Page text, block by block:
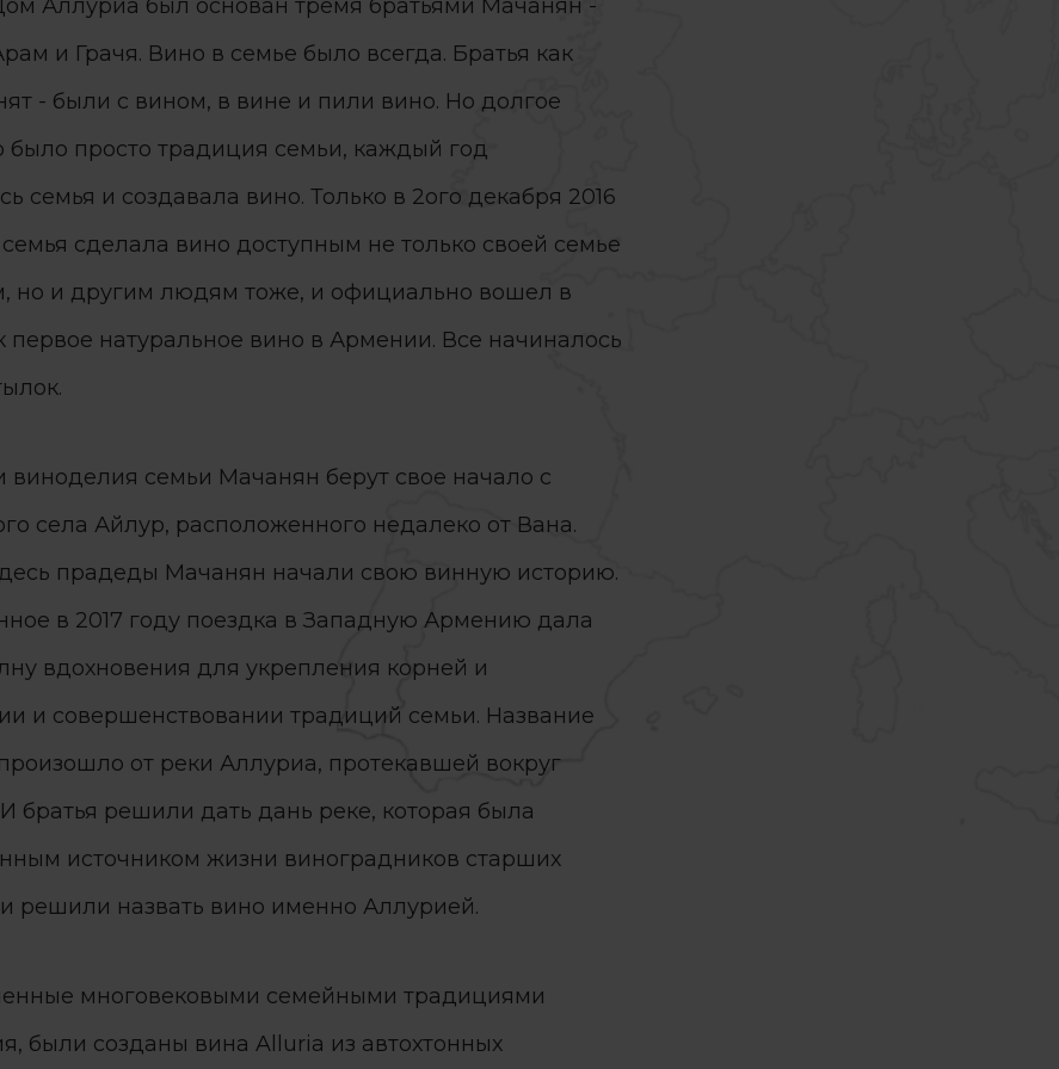
Аллуриа был основан тремя братьями Мачанян -
и Грачя. Вино в семье было всегда. Братья как
- были с вином, в вине и пили вино. Но долгое
было просто традиция семьи, каждый год
семья и создавала вино. Только в 2ого декабря 2016
семья сделала вино доступным не только своей семье
но и другим людям тоже, и официально вошел в
первое натуральное вино в Армении. Все начиналось
виноделия семьи Мачанян берут свое начало с
села Айлур, расположенного недалеко от Вана.
прадеды Мачанян начали свою винную историю.
в 2017 году поездка в Западную Армению дала
вдохновения для укрепления корней и
и совершенствовании традиций семьи. Название
от реки Аллуриа, протекавшей вокруг
братья решили дать дань реке, которая была
источником жизни виноградников старших
решили назвать вино именно Аллурией.
многовековыми семейными традициями
были созданы вина Alluria из автохтонных